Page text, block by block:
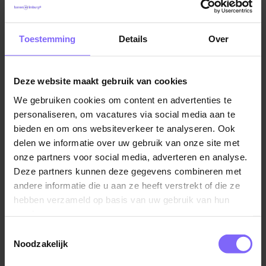
Toestemming Details Over
Deze website maakt gebruik van cookies
We gebruiken cookies om content en advertenties te
personaliseren, om vacatures via social media aan te
bieden en om ons websiteverkeer te analyseren. Ook
delen we informatie over uw gebruik van onze site met
onze partners voor social media, adverteren en analyse.
Deze partners kunnen deze gegevens combineren met
andere informatie die u aan ze heeft verstrekt of die ze
hebben verzameld op basis van uw gebruik van hun
Noodzakelijk
hetzelfde. Je komt terecht in een team van 15 Jong
dezelfde drive: goede zorg leveren én het verschil
dat samen de schouders eronder zet. De reden van
toe en daarom breiden we uit. Groei jij met ons mee?
Dit draag jij bij
Als Verzorgende (ook wel Helpende Plus,
Zorgkundige of Verzorgende C genoemd) ondersteun
je cliënten in hun dagelijkse zorg. Jij:
Helpt bij persoonlijke verzorging (ADL)
Signaleert veranderingen en bespreekt deze met